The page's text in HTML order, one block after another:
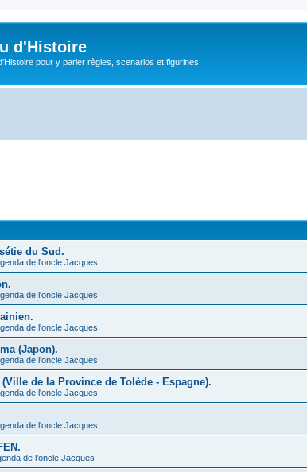
d'Histoire
pour y parler règles, scenarios et figurines
du Sud.
de l'oncle Jacques
de l'oncle Jacques
de l'oncle Jacques
(Japon).
de l'oncle Jacques
de la Province de Tolède - Espagne).
de l'oncle Jacques
de l'oncle Jacques
de l'oncle Jacques